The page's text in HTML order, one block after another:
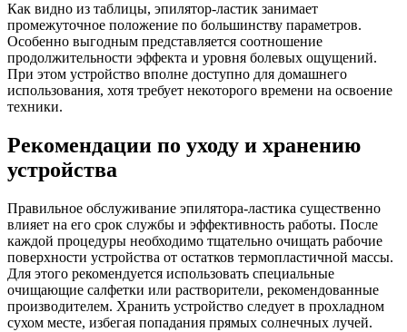
Как видно из таблицы, эпилятор-ластик занимает
промежуточное положение по большинству параметров.
Особенно выгодным представляется соотношение
продолжительности эффекта и уровня болевых ощущений.
При этом устройство вполне доступно для домашнего
использования, хотя требует некоторого времени на освоение
техники.
Рекомендации по уходу и хранению
устройства
Правильное обслуживание эпилятора-ластика существенно
влияет на его срок службы и эффективность работы. После
каждой процедуры необходимо тщательно очищать рабочие
поверхности устройства от остатков термопластичной массы.
Для этого рекомендуется использовать специальные
очищающие салфетки или растворители, рекомендованные
производителем. Хранить устройство следует в прохладном
сухом месте, избегая попадания прямых солнечных лучей.